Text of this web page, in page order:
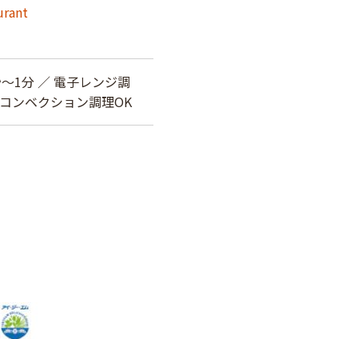
1分 ／ 電子レンジ調
ンベクション調理OK